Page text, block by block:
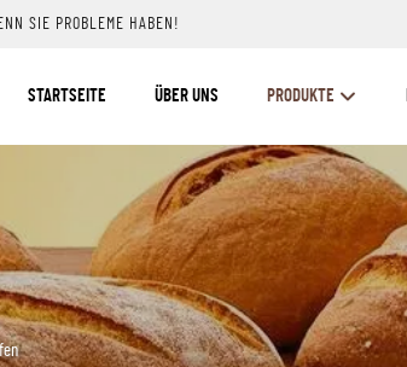
SIE PROBLEME HABEN!
STARTSEITE ÜBER UNS PRODUKTE